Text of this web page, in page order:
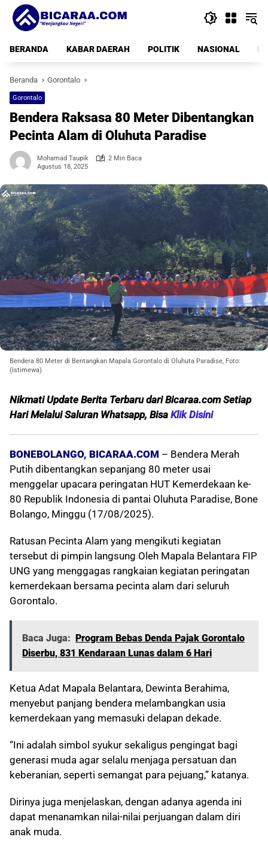
Langsung
konten
BERANDA
KABAR DAERAH POLITIK NASIONAL
Beranda Gorontalo
Gorontalo
Bendera Raksasa 80 Meter Dibentangkan
Pecinta Alam di Oluhuta Paradise
Mohamad Taupik
2 Min Baca
Agustus 18, 2025
Bendera 80 Meter di Bentangkan Mapala Gorontalo di Oluhuta Paradise, Foto:
(Istimewa)
Nikmati Update Berita Terbaru dari Bicaraa.com Setiap
Hari Melalui Saluran Whatsapp, Bisa Klik Disini
BONEBOLANGO, BICARAA.COM – Bendera Merah
Putih dibentangkan sepanjang 80 meter usai
menggelar upacara peringatan HUT Kemerdekaan ke-
80 Republik Indonesia di pantai Oluhuta Paradise, Bone
Bolango, Minggu (17/08/2025).
Ratusan Pecinta Alam yang mengikuti kegiatan
tersebut di pimpin langsung Oleh Mapala Belantara FIP
UNG yang menggagas rangkaian kegiatan peringatan
kemerdekaan bersama pecinta alam dari seluruh
Gorontalo.
Baca Juga: Program Bebas Denda Pajak Gorontalo
Diserbu, 831 Kendaraan Lunas dalam 6 Hari
Ketua Adat Mapala Belantara, Dewinta Berahima,
menyebut panjang bendera melambangkan usia
kemerdekaan yang memasuki delapan dekade.
“Ini adalah simbol syukur sekaligus pengingat bagi
generasi muda agar selalu menjaga persatuan dan
keberanian, seperti semangat para pejuang,” katanya.
Dirinya juga menjelaskan, dengan adanya agenda ini
dapat menanamkan nilai-nilai perjuangan dalam diri
anak muda.